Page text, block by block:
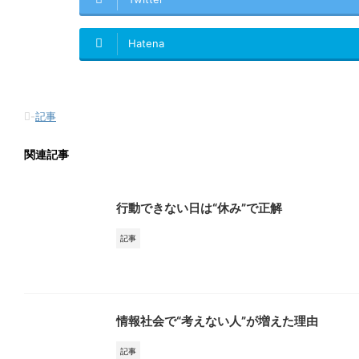
Hatena
-記事
関連記事
行動できない日は“休み”で正解
記事
情報社会で“考えない人”が増えた理由
記事